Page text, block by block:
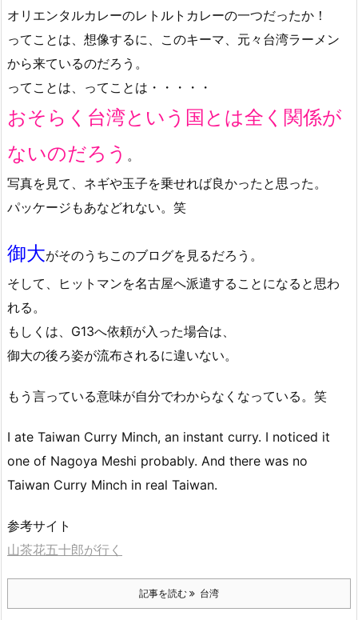
オリエンタルカレーのレトルトカレーの一つだったか！
ってことは、想像するに、このキーマ、元々台湾ラーメン
から来ているのだろう。
ってことは、ってことは・・・・・
おそらく台湾という国とは全く関係が
ないのだろう 。
写真を見て、ネギや玉子を乗せれば良かったと思った。
パッケージもあなどれない。笑
御大がそのうちこのブログを見るだろう。
そして、ヒットマンを名古屋へ派遣することになると思わ
れる。
もしくは、G13へ依頼が入った場合は、
御大の後ろ姿が流布されるに違いない。
もう言っている意味が自分でわからなくなっている。笑
I ate Taiwan Curry Minch, an instant curry. I noticed it
one of Nagoya Meshi probably. And there was no
Taiwan Curry Minch in real Taiwan.
参考サイト
山茶花五十郎が行く
記事を読む 台湾